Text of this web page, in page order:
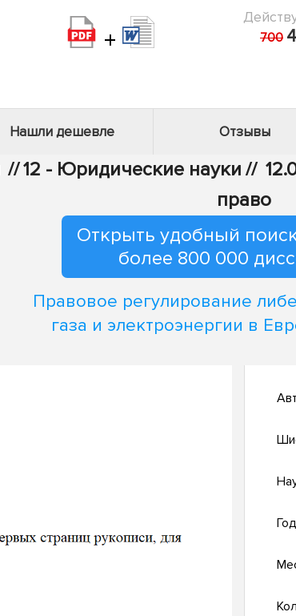
+ 700
Нашли дешевле Отзывы
//12 - Юридические науки //
право
Открыть удобный
более 800 000
Правовое регулирование
газа и электроэнергии в